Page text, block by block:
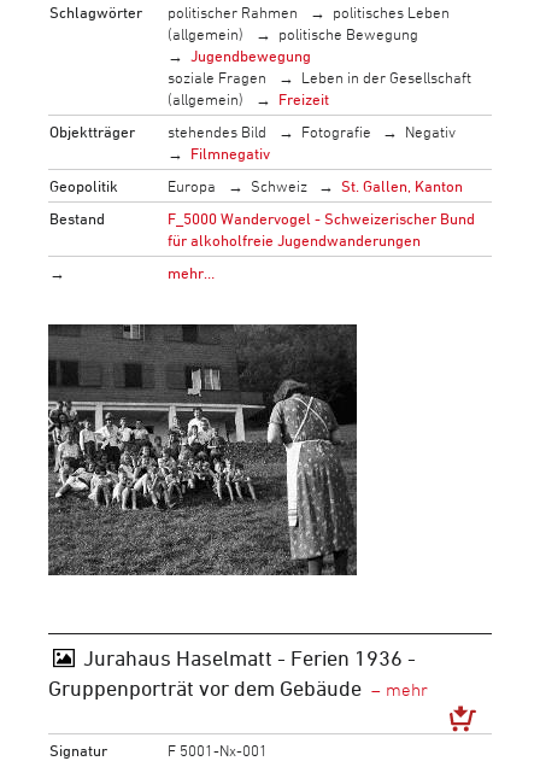
Schlagwörter
politischer Rahmen
politisches Leben
(allgemein)
politische Bewegung
Jugendbewegung
soziale Fragen
Leben in der Gesellschaft
(allgemein)
Freizeit
Objektträger
stehendes Bild Fotografie
Negativ
Filmnegativ
Geopolitik
Europa Schweiz
St. Gallen, Kanton
Bestand
F_5000 Wandervogel - Schweizerischer Bund
für alkoholfreie Jugendwanderungen
→
mehr…
Jurahaus Haselmatt - Ferien 1936 -
Gruppenporträt vor dem Gebäude
Signatur
F 5001-Nx-001